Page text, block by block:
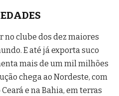
no clube dos dez maiores
E até já exporta suco
mais de um mil milhões
chega ao Nordeste, com
e na Bahia, em terras